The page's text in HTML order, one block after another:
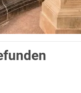
Naturschätzen ist
bestimmt. In der